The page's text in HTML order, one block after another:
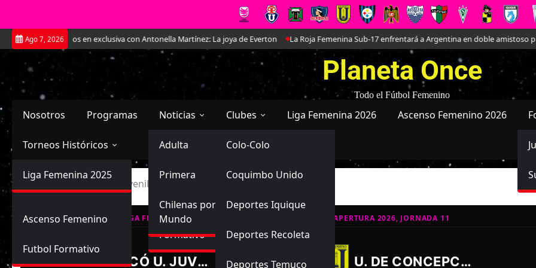
Saltar
al
contenido
Ago 7, 2026
Conversamos en exclusiva con Antonella Martínez: La joya de Everton La Roja Femenina Sub-17 enfrentará a Argentina en doble amistoso
Planeta Once
Todo el Fútbol Femenino
Nosotros Programas Noticias
Selección Chilena
Adulta
Sub-20
Sub-17
Futbol Nacional
Primera
Ascenso
Formativo
Futbol Internacional
Chilenas por el
Mundo
Clubes
Primera
Colo-Colo
Coquimbo Unido
Deportes Iquique
Deportes Recoleta
Deportes Temuco
Ascenso
Liga Femenina 2026 Ascenso Femenino 2026
Torneos Históricos
Primera División
Femenina
Liga Femenina 2025
Ascenso Femenino
Futbol Formativo
Inicio Curicó Unido Juvenil vs Universidad de Concepción Juvenil
LIGA FEMENINA, CAMPEONATO FORMATIVO JUVENIL APERTURA 2026, JORNADA 11
CURICÓ U. JUVENIL 1 U. DE CONCEPCIÓN JUVENIL